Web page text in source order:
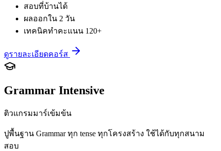
สอบที่บ้านได้
ผลออกใน 2 วัน
เทคนิคทำคะแนน 120+
ดูรายละเอียดคอร์ส
Grammar Intensive
ติวแกรมมาร์เข้มข้น
ปูพื้นฐาน Grammar ทุก tense ทุกโครงสร้าง ใช้ได้กับทุกสนาม
สอบ